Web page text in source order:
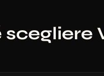
scegliere